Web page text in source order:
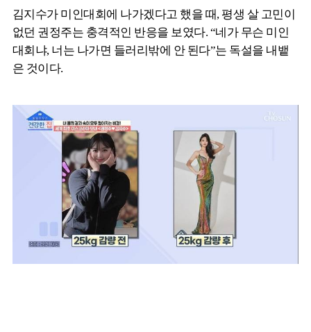
김지수가 미인대회에 나가겠다고 했을 때, 평생 살 고민이
없던 권정주는 충격적인 반응을 보였다. “네가 무슨 미인
대회냐, 너는 나가면 들러리밖에 안 된다”는 독설을 내뱉
은 것이다.